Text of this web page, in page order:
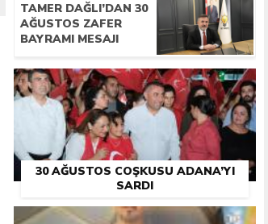
TAMER DAĞLI’DAN 30
AĞUSTOS ZAFER
BAYRAMI MESAJI
30 AĞUSTOS COŞKUSU ADANA’YI
SARDI